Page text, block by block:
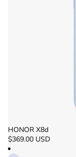
Agotado
HONOR X8d
$369.00 USD